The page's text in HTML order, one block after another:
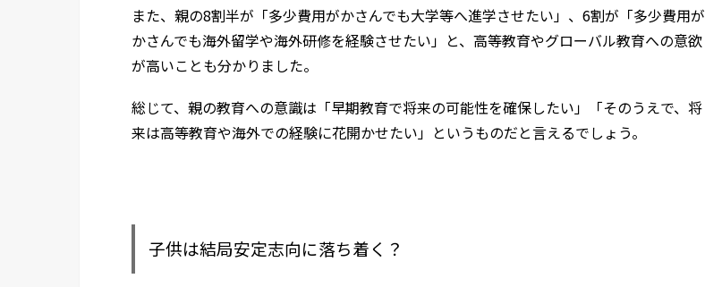
また、親の8割半が「多少費用がかさんでも大学等へ進学させたい」、6割が「多少費用が
かさんでも海外留学や海外研修を経験させたい」と、高等教育やグローバル教育への意欲
が高いことも分かりました。
総じて、親の教育への意識は「早期教育で将来の可能性を確保したい」「そのうえで、将
来は高等教育や海外での経験に花開かせたい」というものだと言えるでしょう。
子供は結局安定志向に落ち着く？